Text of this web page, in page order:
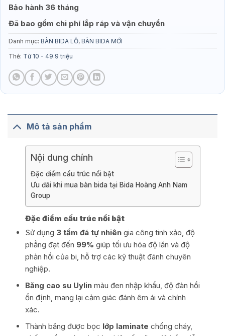
Bảo hành 36 tháng
Đã bao gồm chi phí lắp ráp và vận chuyển
Danh mục: BÀN BIDA LỖ, BÀN BIDA MỚI
Thẻ: Từ 10 - 49.9 triệu
Mô tả sản phẩm
Nội dung chính
Đặc điểm cấu trúc nổi bật
Ưu đãi khi mua bàn bida tại Bida Hoàng Anh Nam
Group
Đặc điểm cấu trúc nổi bật
Sử dụng 3 tấm đá tự nhiêngia công tinh xảo, độ
phẳng đạt đến 99% giúp tối ưu hóa độ lăn và độ
phản hồi của bi, hỗ trợ các kỹ thuật đánh chuyên
nghiệp.
Băng cao su Uylinmàu đen nhập khẩu, độ đàn hồi
ổn định, mang lại cảm giác đánh êm ái và chính
xác.
Thành băng được bọc lớp laminate chống cháy,